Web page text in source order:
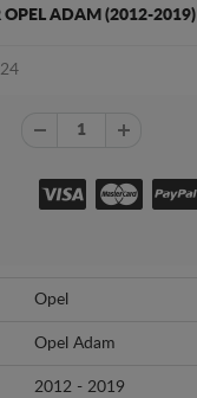
OPEL ADAM (2012-2019)
Opel
Opel Adam
2012 - 2019